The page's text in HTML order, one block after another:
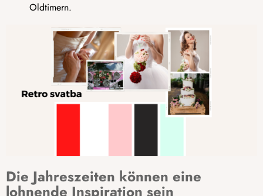
Oldtimern.
Die Jahreszeiten können eine
lohnende Inspiration sein